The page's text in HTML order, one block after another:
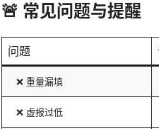
🚨 常见问题与提醒
问题
❌ 重量漏填
❌ 虚报过低